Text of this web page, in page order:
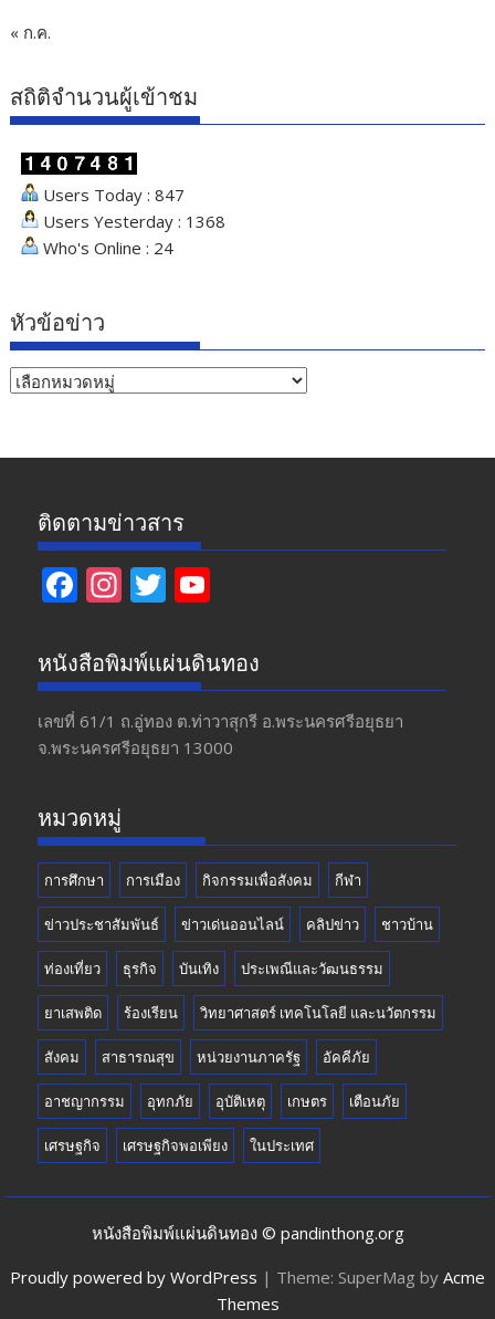
« ก.ค.
สถิติจำนวนผู้เข้าชม
Users Today : 847
Users Yesterday : 1368
Who's Online : 24
หัวข้อข่าว
หัวข้อ
ติดตามข่าวสาร
F
e
b
o
o
In
a
gr
a
m
T
itt
er
u
T
u
b
หนังสือพิมพ์แผ่นดินทอง
เลขที่ 61/1 ถ.อู่ทอง​ ต.​ท่าวาสุกรี​ อ.พระนครศรีอยุธยา​
จ.พระนครศรีอยุธยา 13000
หมวดหมู่
การศึกษา การเมือง กิจกรรมเพื่อสังคม กีฬา
ข่าวประชาสัมพันธ์ ข่าวเด่นออนไลน์ คลิปข่าว ชาวบ้าน
ท่องเที่ยว ธุรกิจ บันเทิง ประเพณีและวัฒนธรรม
ยาเสพติด ร้องเรียน วิทยาศาสตร์ เทคโนโลยี และนวัตกรรม
สังคม สาธารณสุข หน่วยงานภาครัฐ อัคคีภัย
อาชญากรรม อุทกภัย อุบัติเหตุ เกษตร เตือนภัย
เศรษฐกิจ เศรษฐกิจพอเพียง ในประเทศ
หนังสือพิมพ์แผ่นดินทอง © pandinthong.org
Proudly powered by WordPress | Theme: SuperMag by Acme
Themes